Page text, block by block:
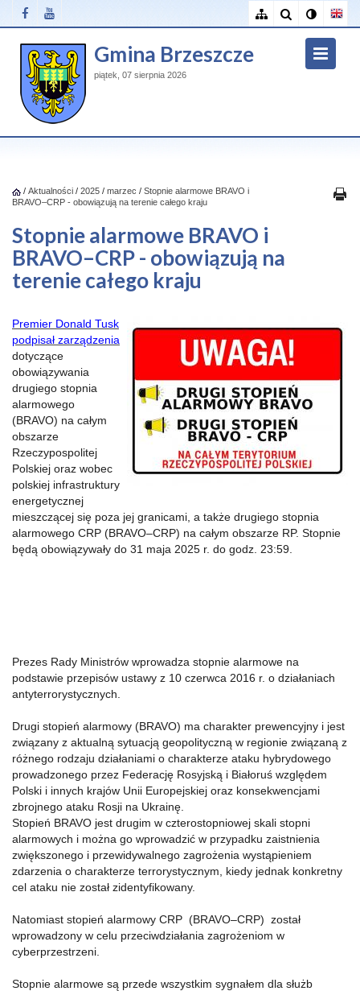
Gmina Brzeszcze
piątek, 07 sierpnia 2026
/ Aktualności / 2025 / marzec / Stopnie alarmowe BRAVO i
BRAVO–CRP - obowiązują na terenie całego kraju
Stopnie alarmowe BRAVO i
BRAVO–CRP - obowiązują na
terenie całego kraju
Premier Donald Tusk
podpisał zarządzenia
dotyczące
obowiązywania
drugiego stopnia
alarmowego
(BRAVO) na całym
obszarze
Rzeczypospolitej
Polskiej oraz wobec
polskiej infrastruktury
energetycznej
mieszczącej się poza jej granicami, a także drugiego stopnia
alarmowego CRP (BRAVO–CRP) na całym obszarze RP. Stopnie
będą obowiązywały do 31 maja 2025 r. do godz. 23:59.
Prezes Rady Ministrów wprowadza stopnie alarmowe na
podstawie przepisów ustawy z 10 czerwca 2016 r. o działaniach
antyterrorystycznych.
Drugi stopień alarmowy (BRAVO) ma charakter prewencyjny i jest
związany z aktualną sytuacją geopolityczną w regionie związaną z
różnego rodzaju działaniami o charakterze ataku hybrydowego
prowadzonego przez Federację Rosyjską i Białoruś względem
Polski i innych krajów Unii Europejskiej oraz konsekwencjami
zbrojnego ataku Rosji na Ukrainę.
Stopień BRAVO jest drugim w czterostopniowej skali stopni
alarmowych i można go wprowadzić w przypadku zaistnienia
zwiększonego i przewidywalnego zagrożenia wystąpieniem
zdarzenia o charakterze terrorystycznym, kiedy jednak konkretny
cel ataku nie został zidentyfikowany.
Natomiast stopień alarmowy CRP (BRAVO–CRP) został
wprowadzony w celu przeciwdziałania zagrożeniom w
cyberprzestrzeni.
Stopnie alarmowe są przede wszystkim sygnałem dla służb